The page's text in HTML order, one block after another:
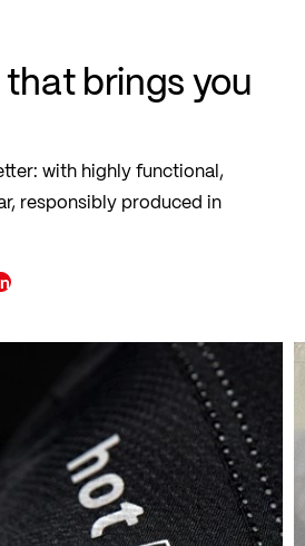
brings you
with highly functional,
responsibly produced in